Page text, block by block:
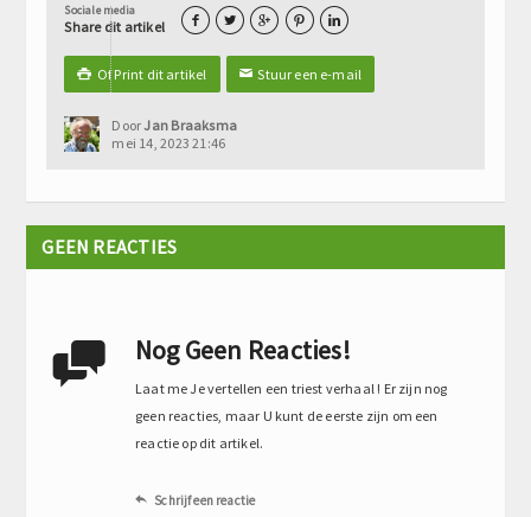
Sociale media
Share dit artikel     
 Of Print dit artikel ✉Stuur een e-mail
DoorJan Braaksma
mei 14, 2023 21:46
GEEN REACTIES
 Nog Geen Reacties!
Laat me Je vertellen een triest verhaal ! Er zijn nog
geen reacties, maar U kunt de eerste zijn om een
reactie op dit artikel.
 Schrijf een reactie